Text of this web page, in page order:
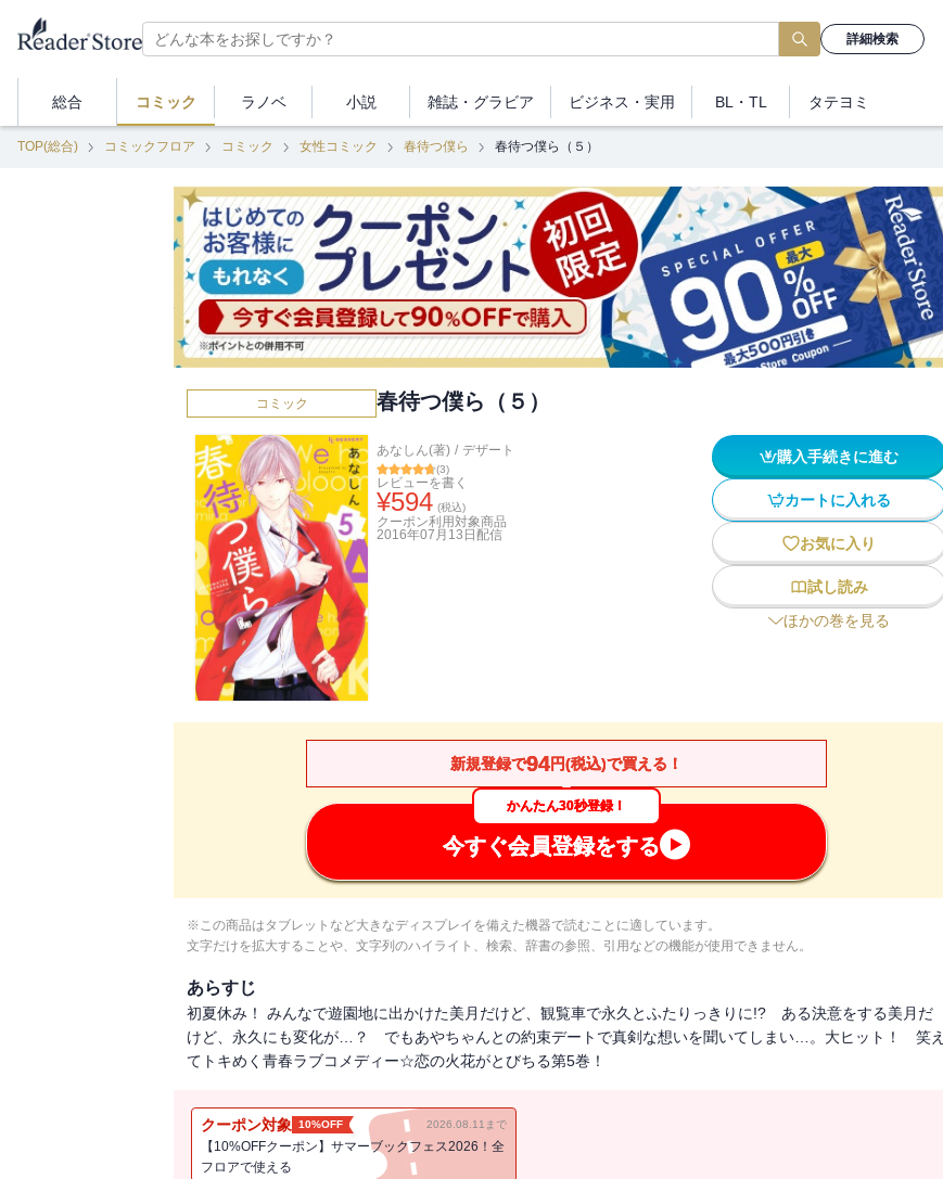
詳細検索
総合 コミック ラノベ 小説 雑誌・ グラビア ビジネス ・実用 BL・TL タテヨミ
TOP(総合) コミックフロア コミック 女性コミック 春待つ僕ら 春待つ僕ら（５）
コミック 春待つ僕ら（５）
あなしん(著) / デザート
(3)
レビューを書く
¥594 (税込)
クーポン利用対象商品
2016年07月13日 配信
購入手続きに進む
カートに入れる
お気に入り
試し読み
ほかの巻を見る
新規登録で94円(税込)で買える！
かんたん30秒登録！
今すぐ会員登録をする
※この商品はタブレットなど大きなディスプレイを備えた機器で読むことに適しています。
文字だけを拡大することや、文字列のハイライト、検索、辞書の参照、引用などの機能が使用できません。
あらすじ
初夏休み！ みんなで遊園地に出かけた美月だけど、観覧車で永久とふたりっきりに!? ある決意をする美月だ
けど、永久にも変化が…？ でもあやちゃんとの約束デートで真剣な想いを聞いてしまい…。大ヒット！ 笑え
てトキめく青春ラブコメディー☆恋の火花がとびちる第5巻！
クーポン対象 10%OFF 2026.08.11まで
【10%OFFクーポン】サマーブックフェス2026！全
フロアで使える